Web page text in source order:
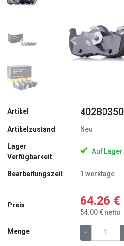
Zurück
Artikel 402B0350
Artikelzustand Neu
Lager
Verfügbarkeit
Auf Lager
Bearbeitungszeit 1 werktage
Preis 64.26 €
54.00 € netto
Menge –